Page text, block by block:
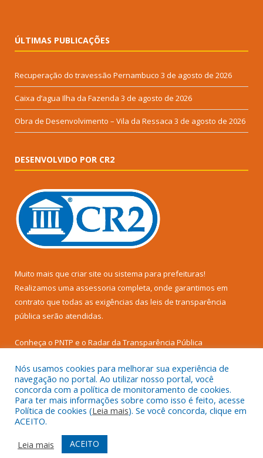
ÚLTIMAS PUBLICAÇÕES
Recuperação do travessão Pernambuco 3 de agosto de 2026
Caixa d’agua Ilha da Fazenda 3 de agosto de 2026
Obra de Desenvolvimento – Vila da Ressaca 3 de agosto de 2026
DESENVOLVIDO POR CR2
Muito mais que criar site ou sistema para prefeituras!
Realizamos uma assessoria completa, onde garantimos em
contrato que todas as exigências das leis de transparência
pública serão atendidas.
Conheça o PNTP e o Radar da Transparência Pública
Todos os direitos reservados a Prefeitura Municipal de Senador
José Porfírio.
Mapa do Site
Acessar Área Administrativa
Acessar Webmail
Nós usamos cookies para melhorar sua experiência de
navegação no portal. Ao utilizar nosso portal, você
concorda com a política de monitoramento de cookies.
Para ter mais informações sobre como isso é feito, acesse
Política de cookies (Leia mais). Se você concorda, clique em
ACEITO.
Leia mais
ACEITO